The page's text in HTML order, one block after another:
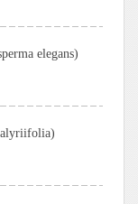
elegans)